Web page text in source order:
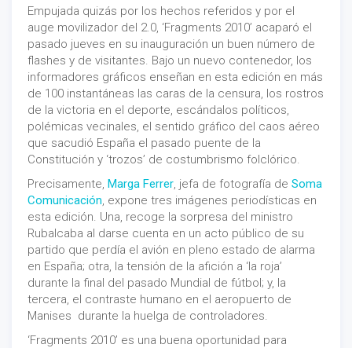
Empujada quizás por los hechos referidos y por el
auge movilizador del 2.0, ‘Fragments 2010’ acaparó el
pasado jueves en su inauguración un buen número de
flashes y de visitantes. Bajo un nuevo contenedor, los
informadores gráficos enseñan en esta edición en más
de 100 instantáneas las caras de la censura, los rostros
de la victoria en el deporte, escándalos políticos,
polémicas vecinales, el sentido gráfico del caos aéreo
que sacudió España el pasado puente de la
Constitución y ‘trozos’ de costumbrismo folclórico.
Precisamente, Marga Ferrer, jefa de fotografía de Soma
Comunicación, expone tres imágenes periodísticas en
esta edición. Una, recoge la sorpresa del ministro
Rubalcaba al darse cuenta en un acto público de su
partido que perdía el avión en pleno estado de alarma
en España; otra, la tensión de la afición a ‘la roja’
durante la final del pasado Mundial de fútbol; y, la
tercera, el contraste humano en el aeropuerto de
Manises durante la huelga de controladores.
‘Fragments 2010’ es una buena oportunidad para